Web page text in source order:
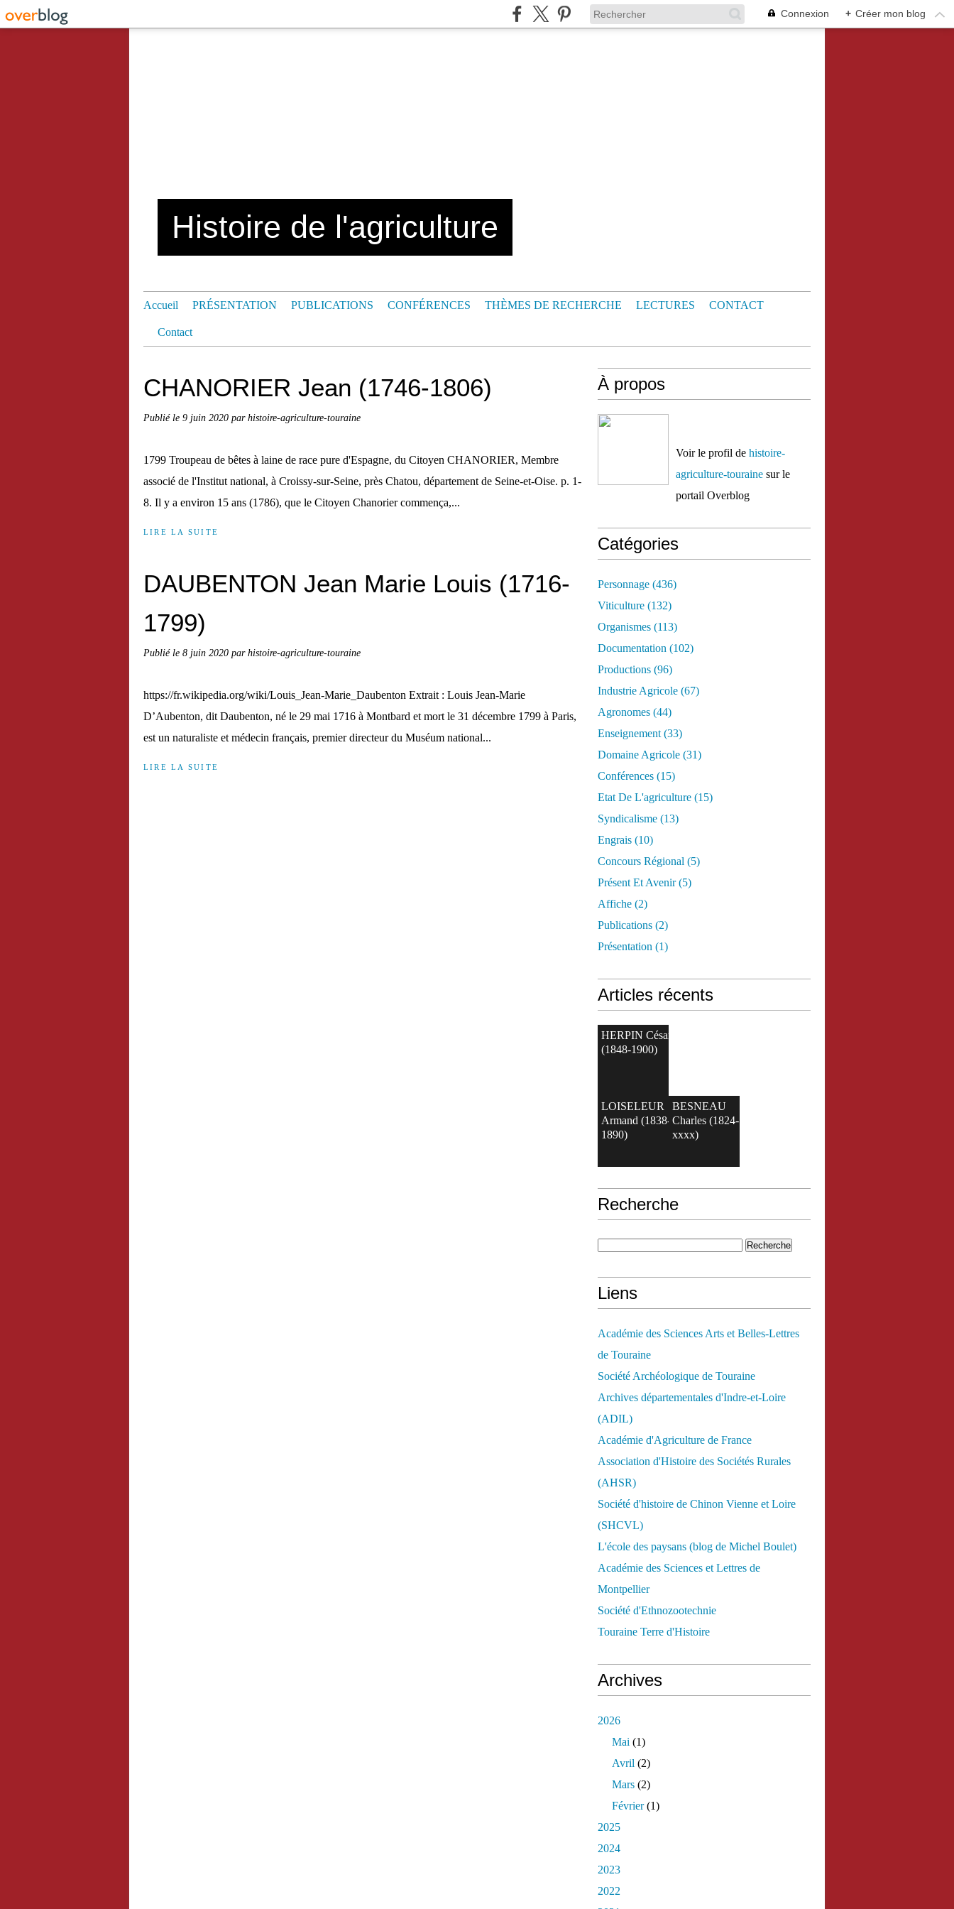
Connexion + Créer mon blog
Histoire de l'agriculture
Accueil PRÉSENTATION PUBLICATIONS CONFÉRENCES THÈMES DE RECHERCHE LECTURES CONTACT
Contact
CHANORIER Jean (1746-1806)
Publié le 9 juin 2020 par histoire-agriculture-touraine
1799 Troupeau de bêtes à laine de race pure d'Espagne, du Citoyen CHANORIER, Membre
associé de l'Institut national, à Croissy-sur-Seine, près Chatou, département de Seine-et-Oise. p. 1-
8. Il y a environ 15 ans (1786), que le Citoyen Chanorier commença,...
LIRE LA SUITE
DAUBENTON Jean Marie Louis (1716-
1799)
Publié le 8 juin 2020 par histoire-agriculture-touraine
https://fr.wikipedia.org/wiki/Louis_Jean-Marie_Daubenton Extrait : Louis Jean-Marie
D’Aubenton, dit Daubenton, né le 29 mai 1716 à Montbard et mort le 31 décembre 1799 à Paris,
est un naturaliste et médecin français, premier directeur du Muséum national...
LIRE LA SUITE
À propos
Voir le profil de histoire-
agriculture-touraine sur le
portail Overblog
Catégories
Personnage (436)
Viticulture (132)
Organismes (113)
Documentation (102)
Productions (96)
Industrie Agricole (67)
Agronomes (44)
Enseignement (33)
Domaine Agricole (31)
Conférences (15)
Etat De L'agriculture (15)
Syndicalisme (13)
Engrais (10)
Concours Régional (5)
Présent Et Avenir(5)
Affiche (2)
Publications (2)
Présentation (1)
Articles récents
HERPIN César
(1848-1900)
LOISELEUR
Armand (1838-
1890)
BESNEAU
Charles (1824-
xxxx)
Recherche
Liens
Académie des Sciences Arts et Belles-Lettres
de Touraine
Société Archéologique de Touraine
Archives départementales d'Indre-et-Loire
(ADIL)
Académie d'Agriculture de France
Association d'Histoire des Sociétés Rurales
(AHSR)
Société d'histoire de Chinon Vienne et Loire
(SHCVL)
L'école des paysans (blog de Michel Boulet)
Académie des Sciences et Lettres de
Montpellier
Société d'Ethnozootechnie
Touraine Terre d'Histoire
Archives
2026
Mai (1)
Avril (2)
Mars (2)
Février(1)
2025
2024
2023
2022